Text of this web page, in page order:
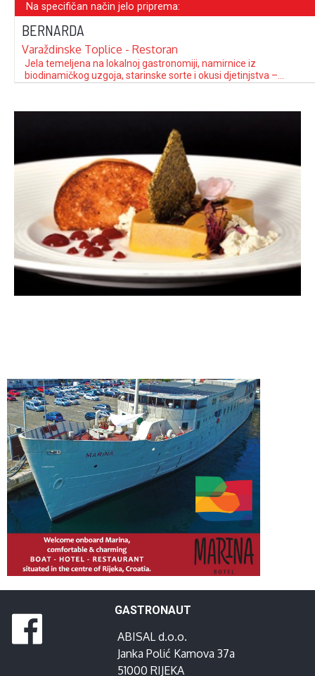
Na specifičan način jelo priprema:
BERNARDA
Varaždinske Toplice - Restoran
Jela temeljena na lokalnoj gastronomiji, namirnice iz
biodinamičkog uzgoja, starinske sorte i okusi djetinjstva –
namirnice vrhunske kvalitete iz vlastitog biodinamičkog uzgoja.
GASTRONAUT
ABISAL d.o.o.
Janka Polić Kamova 37a
51000 RIJEKA